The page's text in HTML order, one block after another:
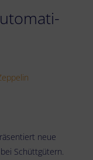
neue
Schütt­gü­tern.